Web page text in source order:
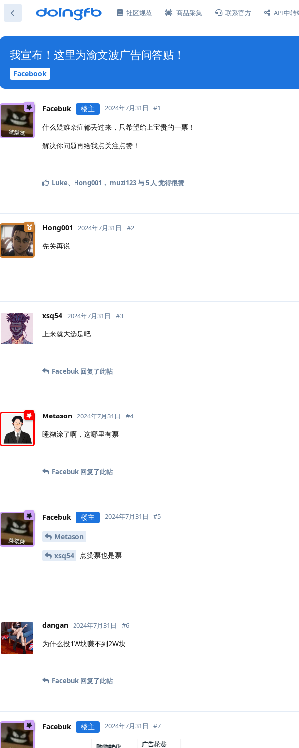
社区规范 商品采集 联系官方 API中转
Facebook
我宣布！这里为渝文波广告问答贴！
Facebuk 楼主 2024年7月31日 #1
什么疑难杂症都丢过来，只希望给上宝贵的一票！
解决你问题再给我点关注点赞！
Luke、 Hong001 ， muzi123与5 人 觉得很赞
Hong001 2024年7月31日 #2
先关再说
xsq54 2024年7月31日 #3
上来就大选是吧
Facebuk 回复了此帖
Metason 2024年7月31日 #4
睡糊涂了啊，这哪里有票
Facebuk 回复了此帖
Facebuk 楼主 2024年7月31日 #5
Metason
xsq54 点赞票也是票
dangan 2024年7月31日 #6
为什么投1W块赚不到2W块
Facebuk 回复了此帖
Facebuk 楼主 2024年7月31日 #7